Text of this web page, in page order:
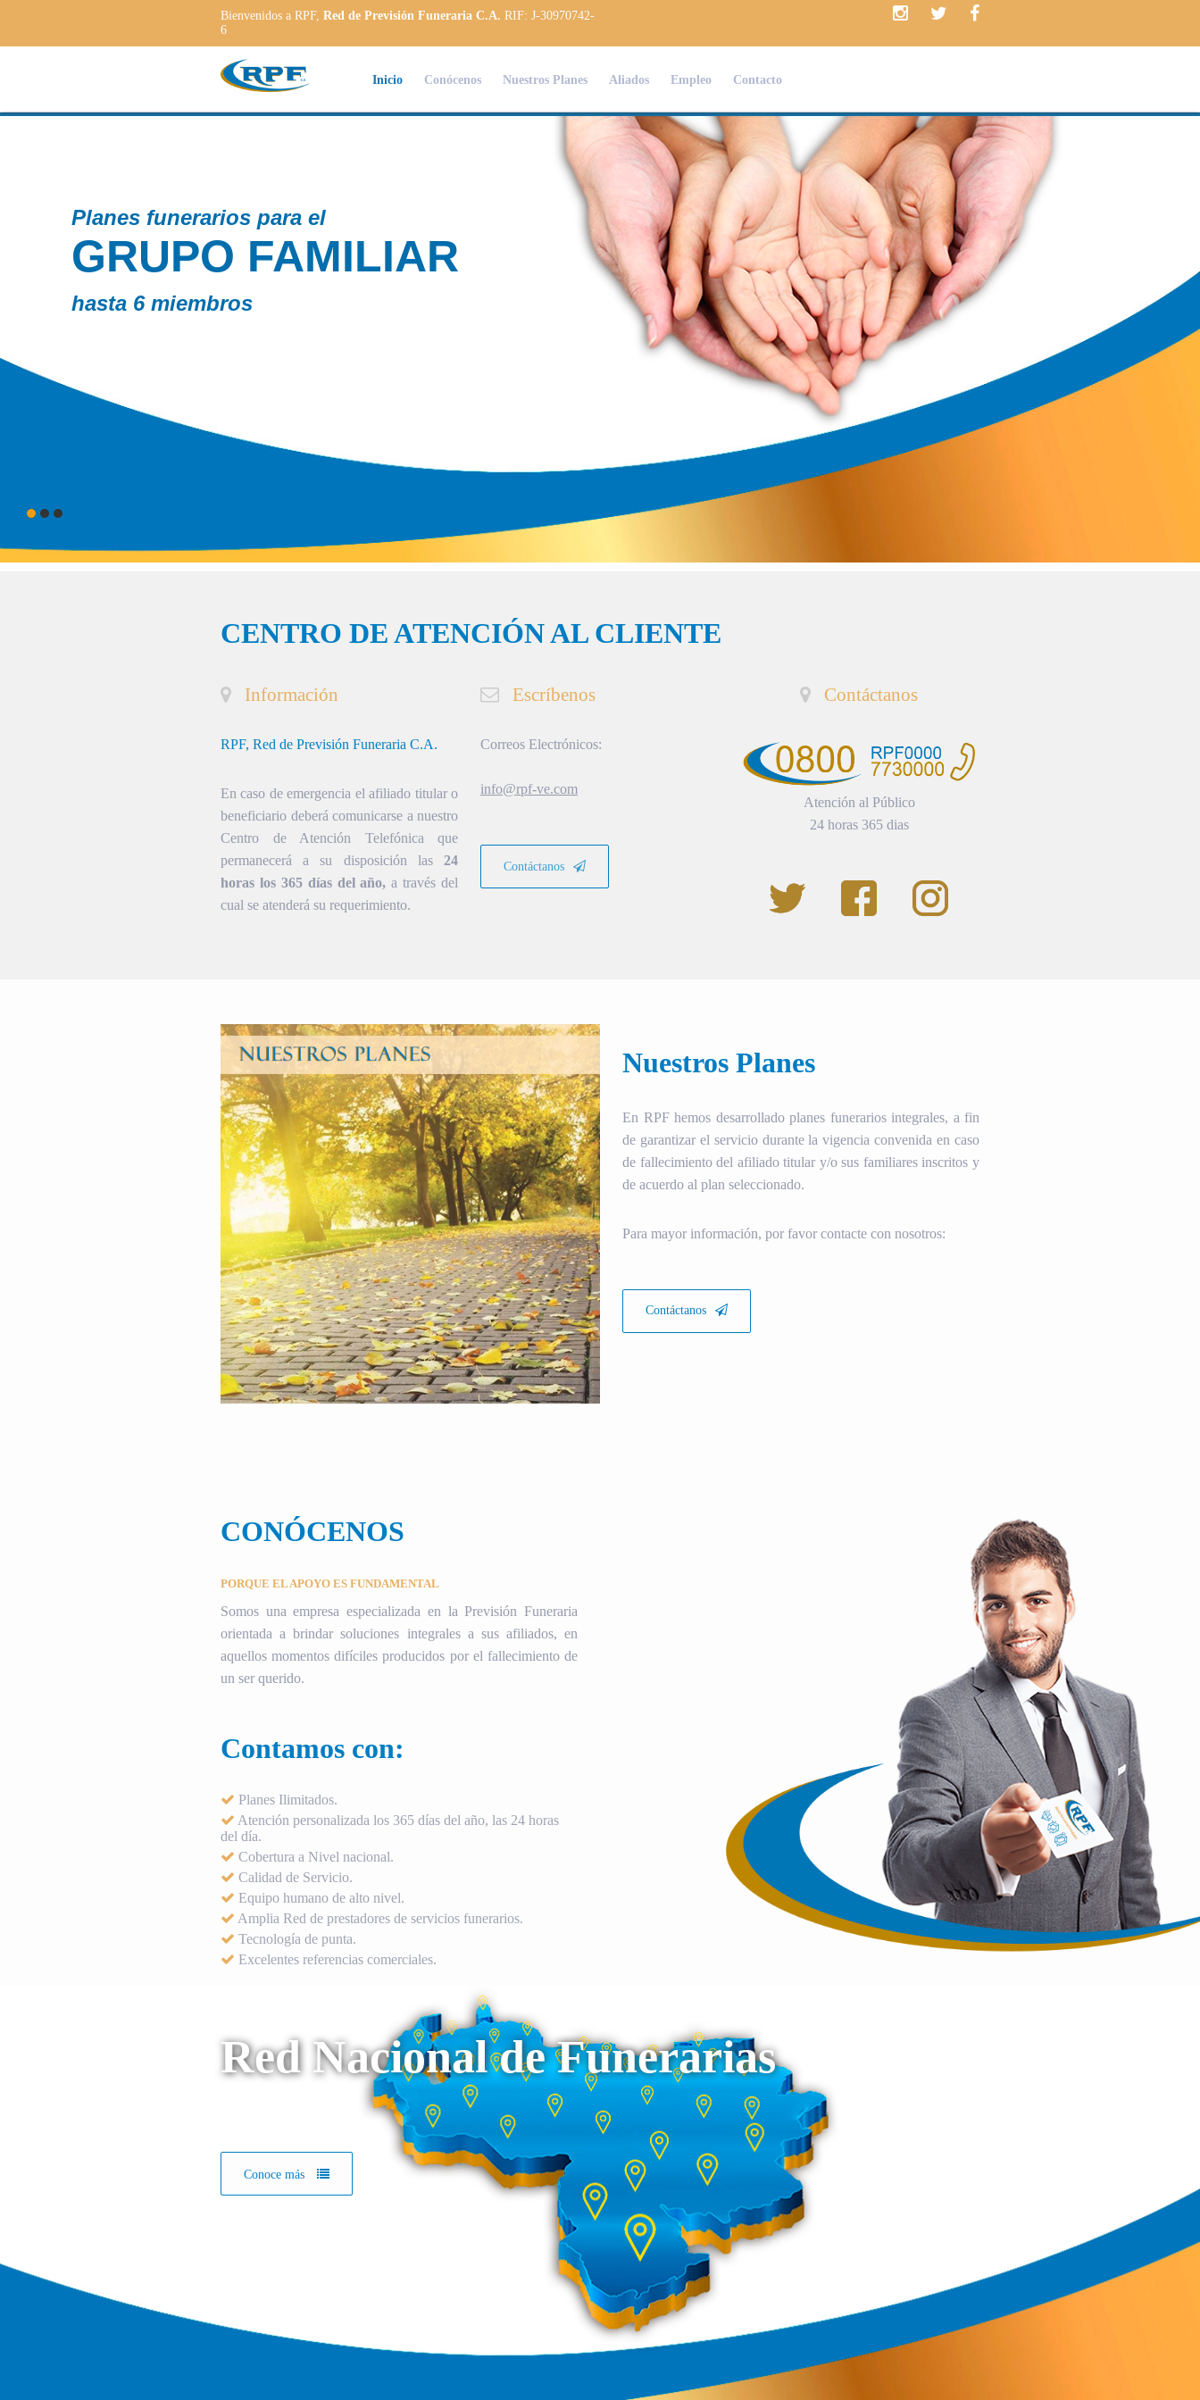
Bienvenidos a RPF, Red de Previsión Funeraria C.A. RIF: J-30970742-
6
Inicio Conócenos Nuestros Planes Aliados Empleo Contacto
Contamos con
PLANES
ADAPTADOS
a las necesidades de nuestros
CENTRO DE ATENCIÓN AL CLIENTE
Información
RPF, Red de Previsión Funeraria C.A.
En caso de emergencia el afiliado titular o
beneficiario deberá comunicarse a nuestro
Centro de Atención Telefónica que
permanecerá a su disposición las 24
horas los 365 días del año, a través del
cual se atenderá su requerimiento.
Escríbenos
Correos Electrónicos:
info@rpf-ve.com
Contáctanos
Contáctanos
Atención al Público
24 horas 365 dias
Nuestros Planes
En RPF hemos desarrollado planes funerarios integrales, a fin
de garantizar el servicio durante la vigencia convenida en caso
de fallecimiento del afiliado titular y/o sus familiares inscritos y
de acuerdo al plan seleccionado.
Para mayor información, por favor contacte con nosotros:
Contáctanos
CONÓCENOS
PORQUE EL APOYO ES FUNDAMENTAL
Somos una empresa especializada en la Previsión Funeraria
orientada a brindar soluciones integrales a sus afiliados, en
aquellos momentos difíciles producidos por el fallecimiento de
un ser querido.
Contamos con:
Planes Ilimitados.
Atención personalizada los 365 días del año, las 24 horas
del día.
Cobertura a Nivel nacional.
Calidad de Servicio.
Equipo humano de alto nivel.
Amplia Red de prestadores de servicios funerarios.
Tecnología de punta.
Excelentes referencias comerciales.
Red Nacional de Funerarias
Conoce más